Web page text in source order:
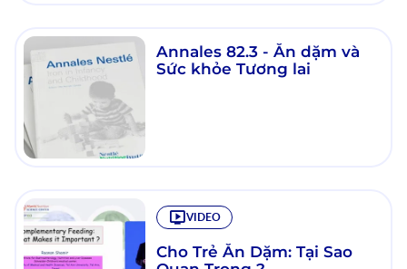
Annales 82.3 - Ăn dặm và
Sức khỏe Tương lai
VIDEO
Cho Trẻ Ăn Dặm: Tại Sao